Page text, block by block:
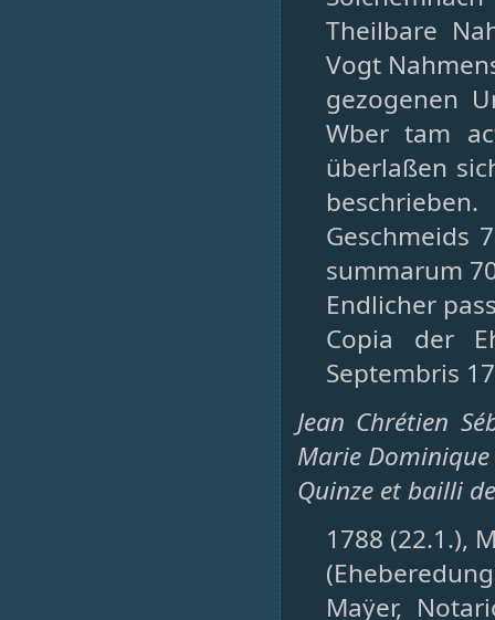
Theilbare
Vogt
gezogenen
Wber tam
überlaßen
Geschmeids
summarum
Endlicher
Copia der
Septembris
Jean Chrétien
Marie Dominique
Quinze et bailli
1788 (22.1.),
Maÿer,